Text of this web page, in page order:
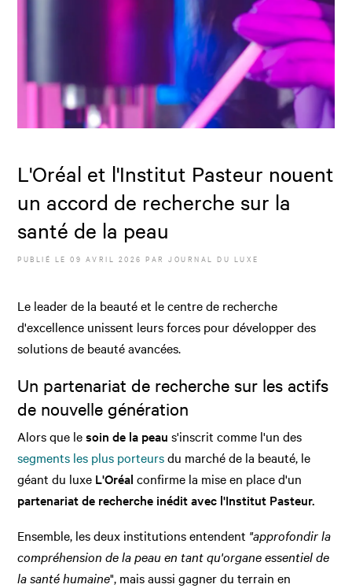
L'Oréal et l'Institut Pasteur nouent
un accord de recherche sur la
santé de la peau
PUBLIÉ LE09 AVRIL 2026 PAR JOURNAL DU LUXE
Le leader de la beauté et le centre de recherche
d'excellence unissent leurs forces pour développer des
solutions de beauté avancées.
Un partenariat de recherche sur les actifs
de nouvelle génération
Alors que lesoin de la peau s'inscrit comme l'un des
segments les plus porteursdu marché de la beauté, le
géant du luxe L'Oréal confirme la mise en place d'un
partenariat de recherche inédit avec l'Institut Pasteur.
Ensemble, les deux institutions entendent "approfondir la
compréhension de la peau en tant qu'organe essentiel de
la santé humaine", mais aussi gagner du terrain en